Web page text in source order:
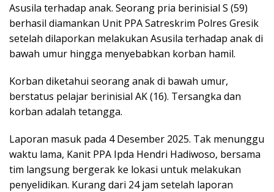
Asusila terhadap anak. Seorang pria berinisial S (59)
berhasil diamankan Unit PPA Satreskrim Polres Gresik
setelah dilaporkan melakukan Asusila terhadap anak di
bawah umur hingga menyebabkan korban hamil.
Korban diketahui seorang anak di bawah umur,
berstatus pelajar berinisial AK (16). Tersangka dan
korban adalah tetangga.
Laporan masuk pada 4 Desember 2025. Tak menunggu
waktu lama, Kanit PPA Ipda Hendri Hadiwoso, bersama
tim langsung bergerak ke lokasi untuk melakukan
penyelidikan. Kurang dari 24 jam setelah laporan